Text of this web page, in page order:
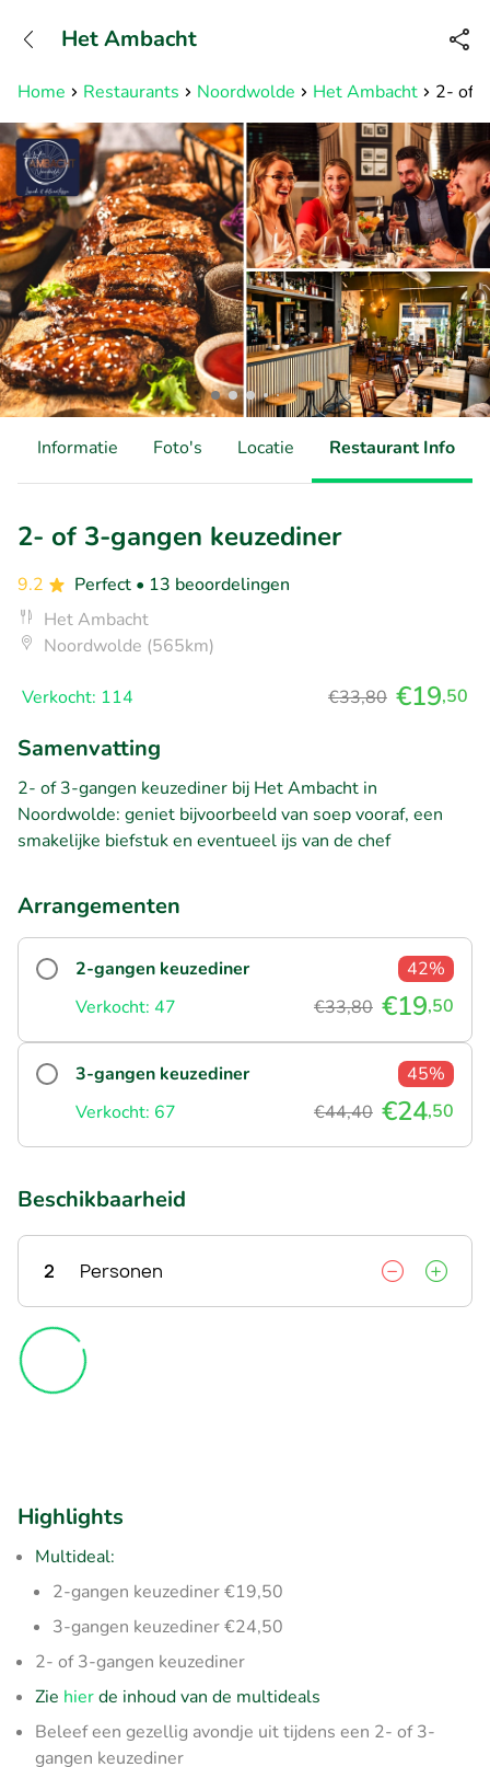
Bereikbaar tot 23:00 uur
Home Restaurants Noordwolde Het Ambacht 2- of
Het Ambacht
Informatie Foto's Locatie Restaurant Info
2- of 3-gangen keuzediner
9.2 Perfect • 13 beoordelingen
Het Ambacht
Noordwolde (565km)
Verkocht: 114 €33,80 €19,50
Samenvatting
2- of 3-gangen keuzediner bij Het Ambacht in
Noordwolde: geniet bijvoorbeeld van soep vooraf, een
smakelijke biefstuk en eventueel ijs van de chef
Arrangementen
2-gangen keuzediner
42%
Verkocht: 47
€33,80 €19,50
3-gangen keuzediner
45%
Verkocht: 67
€44,40 €24,50
Beschikbaarheid
2 Personen
Highlights
Multideal:
2-gangen keuzediner €19,50
3-gangen keuzediner €24,50
2- of 3-gangen keuzediner
Zie hierde inhoud van de multideals
Beleef een gezellig avondje uit tijdens een 2- of 3-
gangen keuzediner